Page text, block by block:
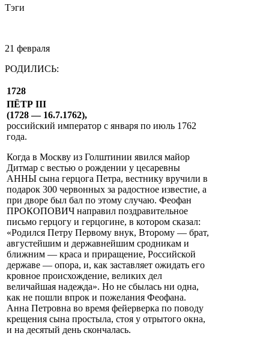
Тэги
21 февраля
РОДИЛИСЬ:
1728
ПЁТР III
(1728 — 16.7.1762),
российский император с января по июль 1762
года.
Когда в Москву из Голштинии явился майор
Дитмар с вестью о рождении у цесаревны
АННЫ сына герцога Петра, вестнику вручили в
подарок 300 червонных за радостное известие, а
при дворе был бал по этому случаю. Феофан
ПРОКОПОВИЧ направил поздравительное
письмо герцогу и герцогине, в котором сказал:
«Родился Петру Первому внук, Второму — брат,
августейшим и державнейшим сродникам и
ближним — краса и приращение, Российской
державе — опора, и, как заставляет ожидать его
кровное происхождение, великих дел
величайшая надежда». Но не сбылась ни одна,
как не пошли впрок и пожелания Феофана.
Анна Петровна во время фейерверка по поводу
крещения сына простыла, стоя у отрытого окна,
и на десятый день скончалась.